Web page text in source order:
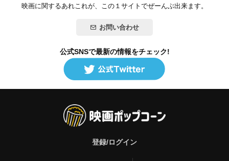
映画に関するあれこれが、この１サイトでぜーんぶ出来ます。
お問い合わせ
公式SNSで最新の情報をチェック!
登録/ログイン